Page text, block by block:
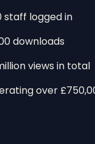
staff logged in
downloads
views in total
over